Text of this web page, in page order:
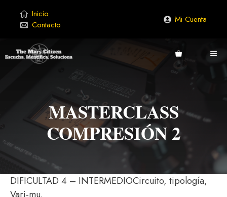
Inicio
Contacto
Mi Cuenta
MASTERCLASS
COMPRESIÓN 2
DIFICULTAD 4 – INTERMEDIOCircuito, tipología,